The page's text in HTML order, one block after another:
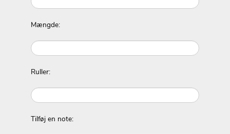
Mængde:
Ruller:
Tilføj en note: